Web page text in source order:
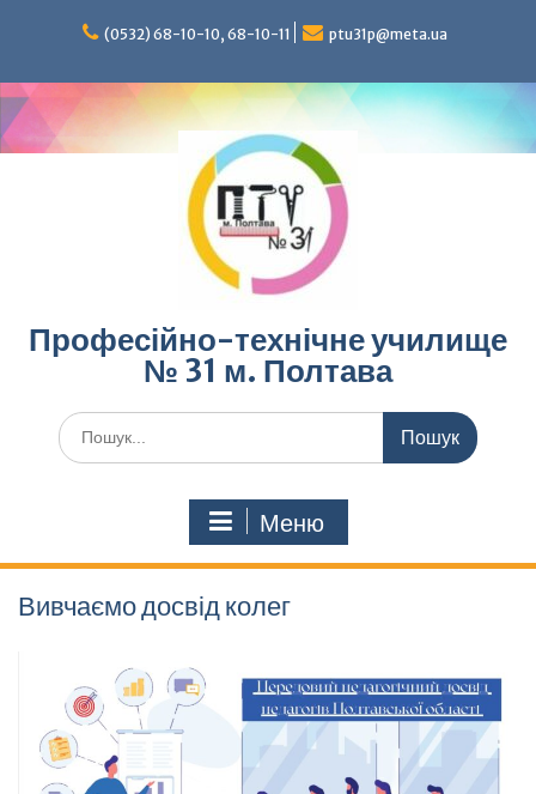
(0532) 68-10-10, 68-10-11 ptu31p@meta.ua
Професійно-технічне училище
№ 31 м. Полтава
Шукати:
Меню
Вивчаємо досвід колег